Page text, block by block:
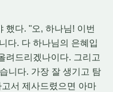
했다. "오, 하나님! 이번
다. 다 하나님의 은혜입
려드리겠나이다. 그리고
니다. 가장 잘 생기고 탐
서 제사드렸으면 아마